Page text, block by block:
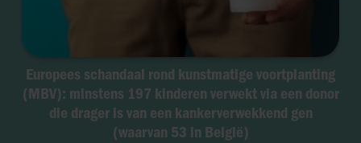
Europees schandaal rond kunstmatige voortplanting
(MBV): minstens 197 kinderen verwekt via een donor
die drager is van een kankerverwekkend gen
(waarvan 53 in België)